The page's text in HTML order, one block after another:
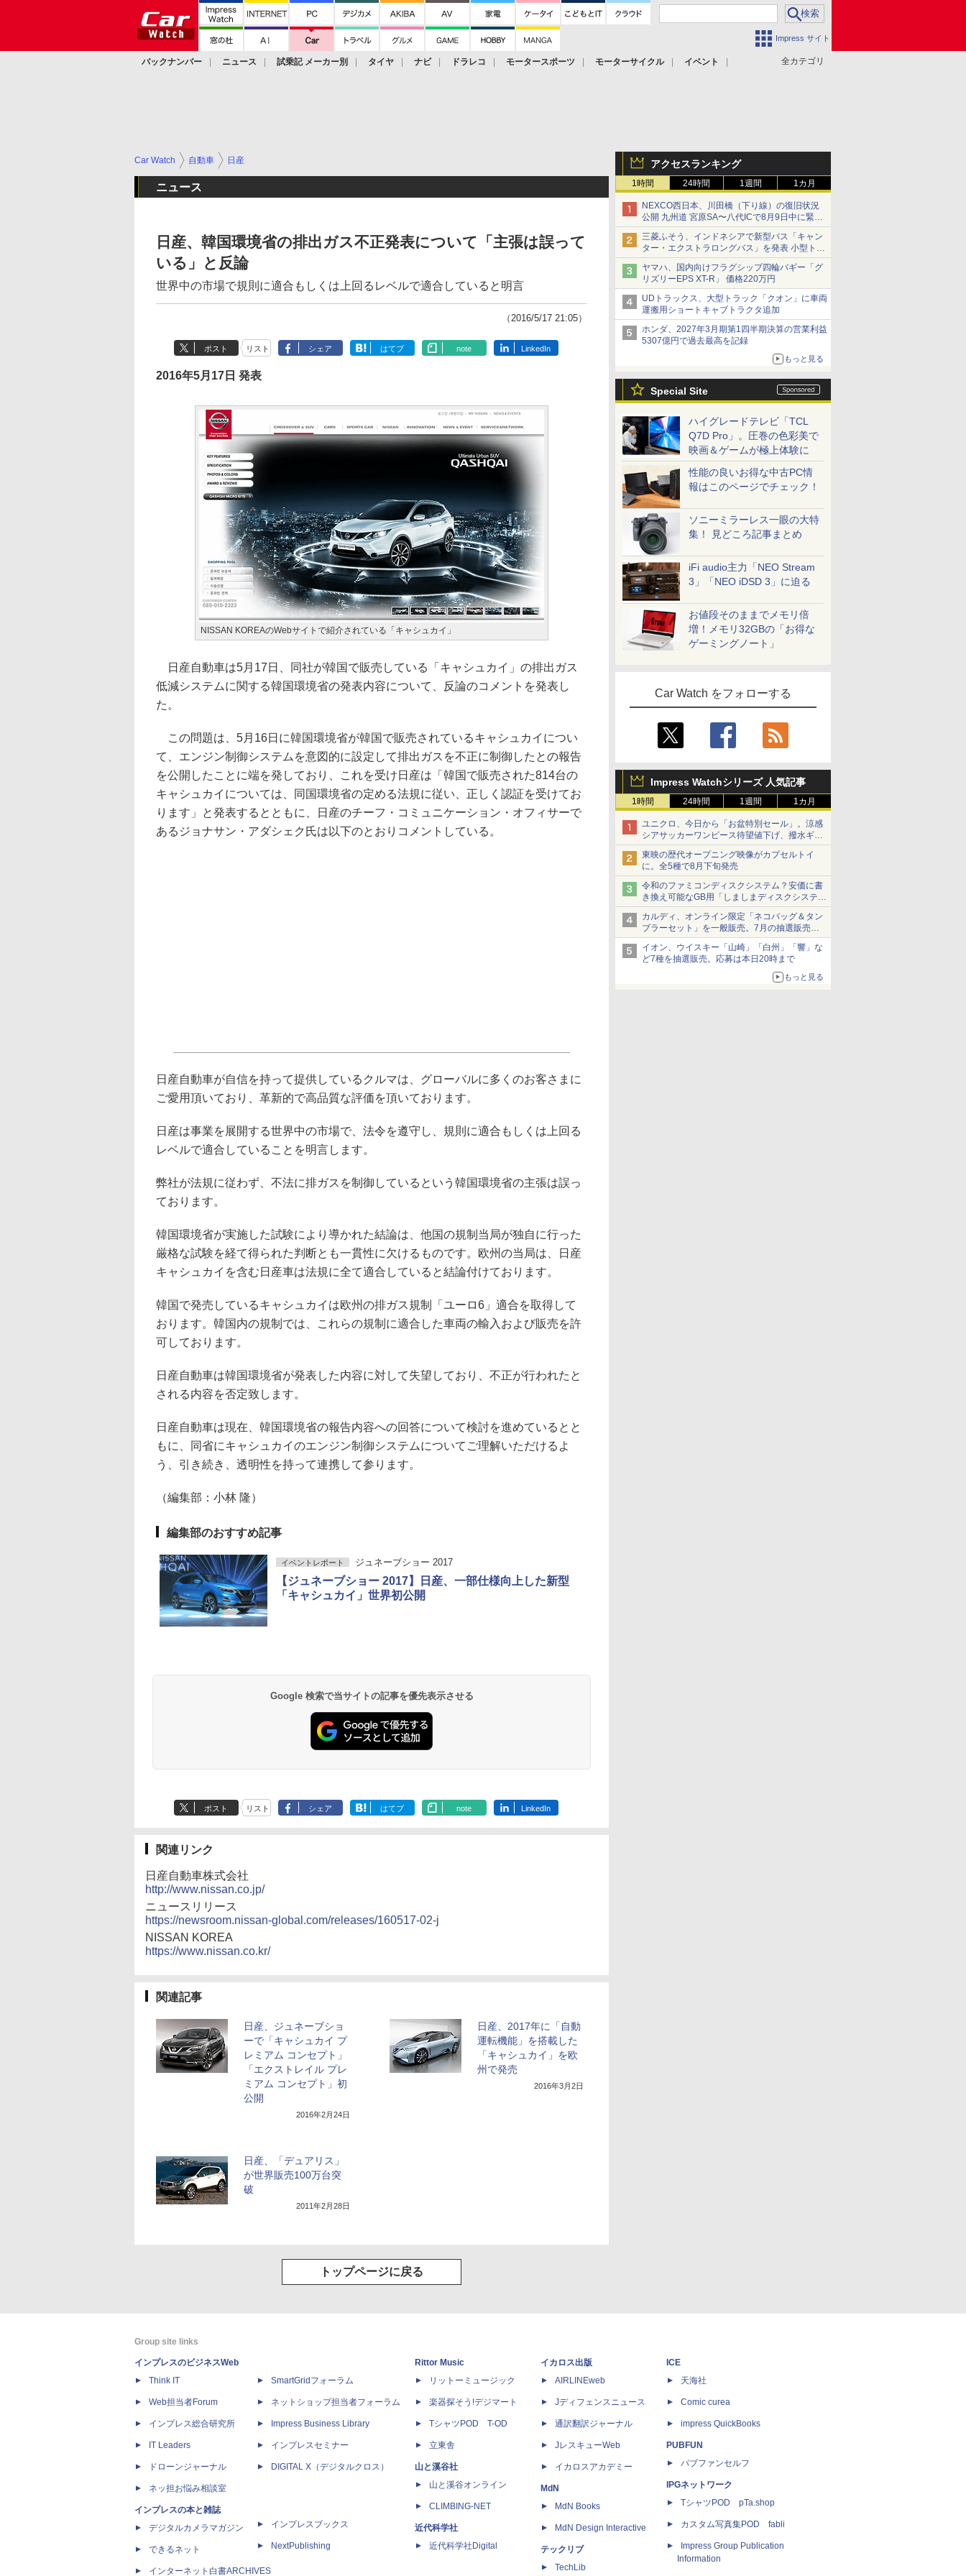
Impress サイト
全カテゴリ
バックナンバー ニュース 試乗記 メーカー別 タイヤ ナビ ドラレコ モータースポーツ モーターサイクル
イベント
アクセスランキング
1時間 24時間 1週間 1カ月
NEXCO西日本、川田橋（下り線）の復旧状況
公開 九州道 宮原SA〜八代ICで8月9日中に緊急
車両を通行可能に
三菱ふそう、インドネシアで新型バス「キャン
ター・エクストラロングバス」を発表 小型トラ
ックベースの観光・旅客輸送向けバス
ヤマハ、国内向けフラグシップ四輪バギー「グ
リズリーEPS XT-R」 価格220万円
UDトラックス、大型トラック「クオン」に車両
運搬用ショートキャブトラクタ追加
ホンダ、2027年3月期第1四半期決算の営業利益
5307億円で過去最高を記録
もっと見る
Special Site
ハイグレードテレビ「TCL
Q7D Pro」。圧巻の色彩美で
映画＆ゲームが極上体験に
性能の良いお得な中古PC情
報はこのページでチェック！
ソニーミラーレス一眼の大特
集！ 見どころ記事まとめ
iFi audio主力「NEO Stream
3」「NEO iDSD 3」に迫る
お値段そのままでメモリ倍
増！メモリ32GBの「お得な
ゲーミングノート」
Car Watch をフォローする
Impress Watchシリーズ 人気記事
1時間 24時間 1週間 1カ月
ユニクロ、今日から「お盆特別セール」。涼感
シアサッカーワンピース待望値下げ、撥水ギア
ショーツは1990円に
東映の歴代オープニング映像がカプセルトイ
に。全5種で8月下旬発売
令和のファミコンディスクシステム？安価に書
き換え可能なGB用「しましまディスクシステ
ム」
カルディ、オンライン限定「ネコバッグ＆タン
ブラーセット」を一般販売。7月の抽選販売の
当選無効分
イオン、ウイスキー「山崎」「白州」「響」な
ど7種を抽選販売。応募は本日20時まで
もっと見る
Car Watch 自動車 日産
ニュース
日産、韓国環境省の排出ガス不正発表について「主張は誤って
いる」と反論
世界中の市場で規則に適合もしくは上回るレベルで適合していると明言
（2016/5/17 21:05）
ポスト リスト シェア はてブ note LinkedIn
2016年5月17日 発表
NISSAN KOREAのWebサイトで紹介されている「キャシュカイ」
日産自動車は5月17日、同社が韓国で販売している「キャシュカイ」の排出ガス
低減システムに関する韓国環境省の発表内容について、反論のコメントを発表し
た。
この問題は、5月16日に韓国環境省が韓国で販売されているキャシュカイについ
て、エンジン制御システムを意図的に設定して排出ガスを不正に制御したとの報告
を公開したことに端を発しており、これを受け日産は「韓国で販売された814台の
キャシュカイについては、同国環境省の定める法規に従い、正しく認証を受けてお
ります」と発表するとともに、日産のチーフ・コミュニケーション・オフィサーで
あるジョナサン・アダシェク氏は以下のとおりコメントしている。
日産自動車が自信を持って提供しているクルマは、グローバルに多くのお客さまに
ご愛用頂いており、革新的で高品質な評価を頂いております。
日産は事業を展開する世界中の市場で、法令を遵守し、規則に適合もしくは上回る
レベルで適合していることを明言します。
弊社が法規に従わず、不法に排ガスを制御しているという韓国環境省の主張は誤っ
ております。
韓国環境省が実施した試験により導かれた結論は、他国の規制当局が独自に行った
厳格な試験を経て得られた判断とも一貫性に欠けるものです。欧州の当局は、日産
キャシュカイを含む日産車は法規に全て適合していると結論付けております。
韓国で発売しているキャシュカイは欧州の排ガス規制「ユーロ6」適合を取得して
おります。韓国内の規制では、これらの規制に適合した車両の輸入および販売を許
可しております。
日産自動車は韓国環境省が発表した内容に対して失望しており、不正が行われたと
される内容を否定致します。
日産自動車は現在、韓国環境省の報告内容への回答について検討を進めているとと
もに、同省にキャシュカイのエンジン制御システムについてご理解いただけるよ
う、引き続き、透明性を持って連携して参ります。
（編集部：小林 隆）
編集部のおすすめ記事
イベントレポート ジュネーブショー 2017
【ジュネーブショー 2017】日産、一部仕様向上した新型
「キャシュカイ」世界初公開
Google 検索で当サイトの記事を優先表示させる
ポスト リスト シェア はてブ note LinkedIn
関連リンク
日産自動車株式会社
http://www.nissan.co.jp/
ニュースリリース
https://newsroom.nissan-global.com/releases/160517-02-j
NISSAN KOREA
https://www.nissan.co.kr/
関連記事
日産、ジュネーブショ
ーで「キャシュカイ プ
レミアム コンセプト」
「エクストレイル プレ
ミアム コンセプト」初
公開
2016年2月24日
日産、2017年に「自動
運転機能」を搭載した
「キャシュカイ」を欧
州で発売
2016年3月2日
日産、「デュアリス」
が世界販売100万台突
破
2011年2月28日
トップページに戻る
Group site links
インプレスのビジネスWeb
Think IT
Web担当者Forum
インプレス総合研究所
IT Leaders
ドローンジャーナル
ネッ担お悩み相談室
インプレスの本と雑誌
デジタルカメラマガジン
できるネット
インターネット白書ARCHIVES
SmartGridフォーラム
ネットショップ担当者フォーラム
Impress Business Library
インプレスセミナー
DIGITAL X（デジタルクロス）
インプレスブックス
NextPublishing
Rittor Music
リットーミュージック
楽器探そう!デジマート
TシャツPOD T-OD
立東舎
山と溪谷社
山と溪谷オンライン
CLIMBING-NET
近代科学社
近代科学社Digital
イカロス出版
AIRLINEweb
Jディフェンスニュース
通訳翻訳ジャーナル
JレスキューWeb
イカロスアカデミー
MdN
MdN Books
MdN Design Interactive
テックリブ
TechLib
ICE
天海社
Comic curea
impress QuickBooks
PUBFUN
パブファンセルフ
IPGネットワーク
TシャツPOD pTa.shop
カスタム写真集POD fabli
Impress Group Publication
Information